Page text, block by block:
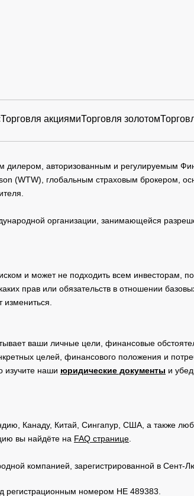
Торговля акциямиТорговля золотом
авторизованным и регулируемым
(WTW), глобальным страховым брокером,
организации, занимающейся
и может не подходить всем инвесторам,
прав или обязательств в отношении
ваши личные цели, финансовые
целей, финансового положения и
изучите наши юридические документы и
Канаду, Китай, Сингапур, США, а также
вы найдёте на FAQ странице
компанией, зарегистрированной в
регистрационным номером HE 489383.